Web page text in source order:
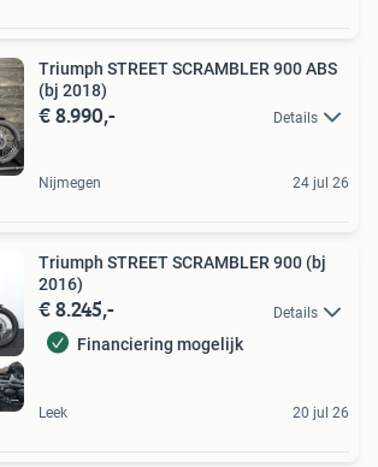
Triumph STREET SCRAMBLER 900 ABS
(bj 2018)
€ 8.990,- Details
Nijmegen 24 jul 26
Triumph STREET SCRAMBLER 900 (bj
2016)
€ 8.245,- Details
Financiering mogelijk
Leek 20 jul 26